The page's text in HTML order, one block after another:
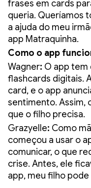
frases em cards
queria. Queríamos
a ajuda do meu
app Matraquinha.
Como o app
Wagner: O app tem
flashcards digitais.
card, e o app
sentimento. Assim,
que o filho precisa.
Grazyelle: Como
começou a usar o
comunicar, o que
crise. Antes, ele
app, meu filho